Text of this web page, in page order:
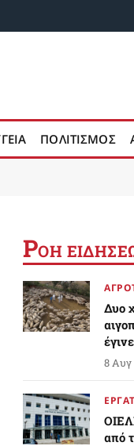
ΠΟΛΙΤΙΣΜΟΣ
ΡΟΗ
Δυο
8 Αυγ
από